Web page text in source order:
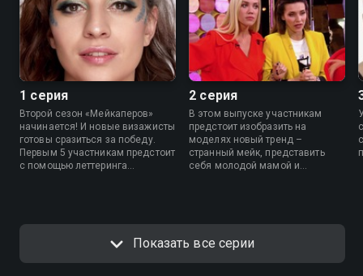
1 серия
Второй сезон «Мейкаперов»
начинается! И новые визажисты
готовы сразиться за победу.
Первым 5 участникам предстоит
с помощью леттеринга
моделей. Кто пройдет в
полуфинал программы
2 серия
В этом выпуске участникам
предстоит изобразить на
моделях новый тренд –
странный мейк, представить
себя молодой мамой и
Показать все серии